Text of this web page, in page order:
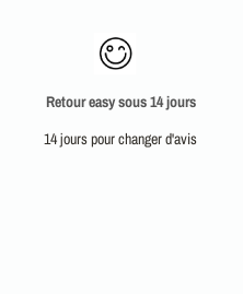
Retour easy sous 14 jours
14 jours pour changer d'avis